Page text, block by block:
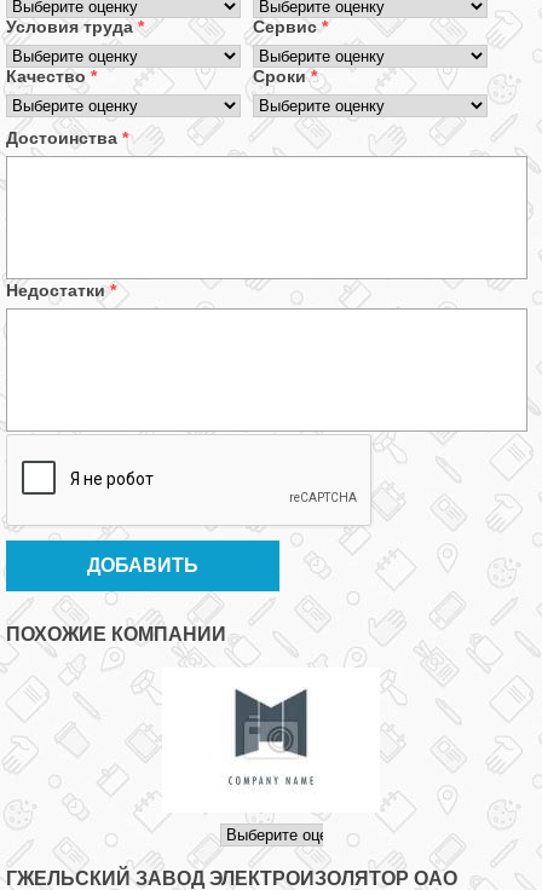
Условия труда * Сервис *
Качество * Сроки*
Достоинства *
Недостатки*
ПОХОЖИЕ КОМПАНИИ
ГЖЕЛЬСКИЙ ЗАВОД ЭЛЕКТРОИЗОЛЯТОР ОАО